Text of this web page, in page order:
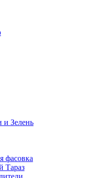
Зелень
фасовка
Тараз